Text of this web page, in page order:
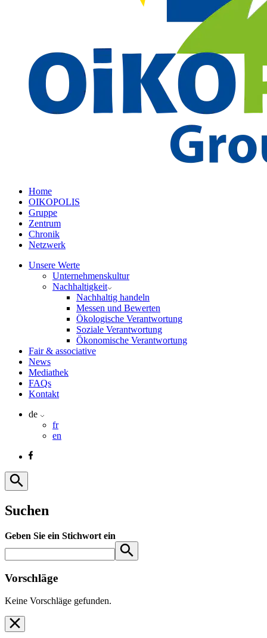
Home
OIKOPOLIS
Gruppe
Zentrum
Chronik
Netzwerk
Unsere Werte
Unternehmenskultur
Nachhaltigkeit
Nachhaltig handeln
Messen und Bewerten
Ökologische Verantwortung
Soziale Verantwortung
Ökonomische Verantwortung
Fair & associative
News
Mediathek
FAQs
Kontakt
de
fr
en
Suchen
Geben Sie ein Stichwort ein
Vorschläge
Keine Vorschläge gefunden.